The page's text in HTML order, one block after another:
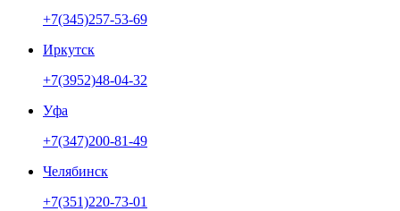
+7(345)257-53-69
Иркутск
+7(3952)48-04-32
Уфа
+7(347)200-81-49
Челябинск
+7(351)220-73-01